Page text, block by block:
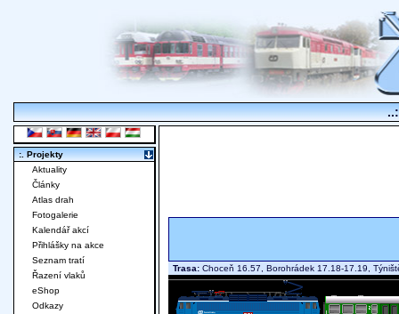
Trasa: Choceň 16.57, Borohrádek 17.18-17.19,
:. Projekty
Aktuality
Články
Atlas drah
Fotogalerie
Kalendář akcí
Přihlášky na akce
Seznam tratí
Řazení vlaků
eShop
Odkazy